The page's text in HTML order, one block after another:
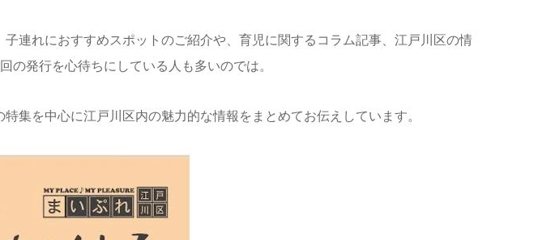
連れにおすすめスポットのご紹介や、育児に関するコラム記事、江戸川区の情
の発行を心待ちにしている人も多いのでは。
集を中心に江戸川区内の魅力的な情報をまとめてお伝えしています。